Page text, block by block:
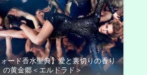
ード香水聖典】愛と裏切りの香り
の黄金郷＜エルドラド＞